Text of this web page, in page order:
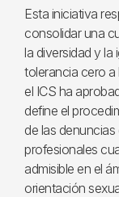
Esta iniciativa
consolidar una
la diversidad y la
tolerancia cero a
el ICS ha
define el
de las denuncias
profesionales
admisible en el
orientación